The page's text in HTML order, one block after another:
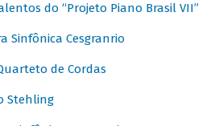
do “Projeto Piano Brasil VII”
Sinfônica Cesgranrio
de Cordas
Stehling